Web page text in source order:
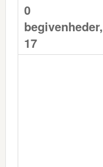
0
begivenheder,
17